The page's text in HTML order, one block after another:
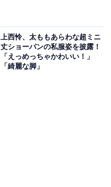
上西怜、太ももあらわな超ミニ
丈ショーパンの私服姿を披露！
「えっめっちゃかわいい！」
「綺麗な脚」